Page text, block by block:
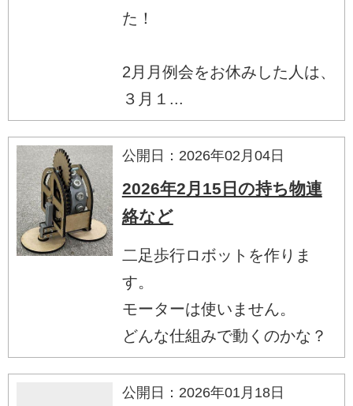
た！
2月月例会をお休みした人は、
３月１...
公開日：2026年02月04日
2026年2月15日の持ち物連
絡など
二足歩行ロボットを作りま
す。
モーターは使いません。
どんな仕組みで動くのかな？
公開日：2026年01月18日